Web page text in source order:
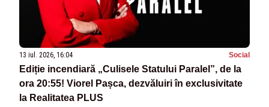
13 iul. 2026, 16:04 Social
Ediție incendiară „Culisele Statului Paralel”, de la
ora 20:55! Viorel Pașca, dezvăluiri în exclusivitate
la Realitatea PLUS